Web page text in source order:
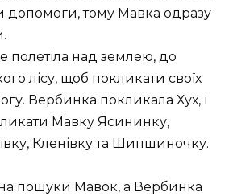
допомоги, тому Мавка одразу
полетіла над землею, до
лісу, щоб покликати своїх
Вербинка покликала Хух, і
Мавку Ясининку,
Кленівку та Шипшиночку.
пошуки Мавок, а Вербинка